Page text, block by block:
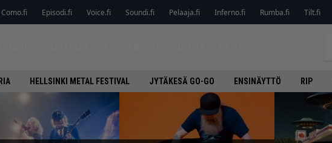
Como.fi Episodi.fi Voice.fi Soundi.fi Pelaaja.fi Inferno.fi Rumba.fi Tilt.fi
HELLSINKI METAL FESTIVAL JYTÄKESÄ GO-GO ENSINÄYTTÖ RIP